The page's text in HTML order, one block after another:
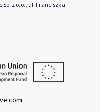
z o.o., ul. Franciszka